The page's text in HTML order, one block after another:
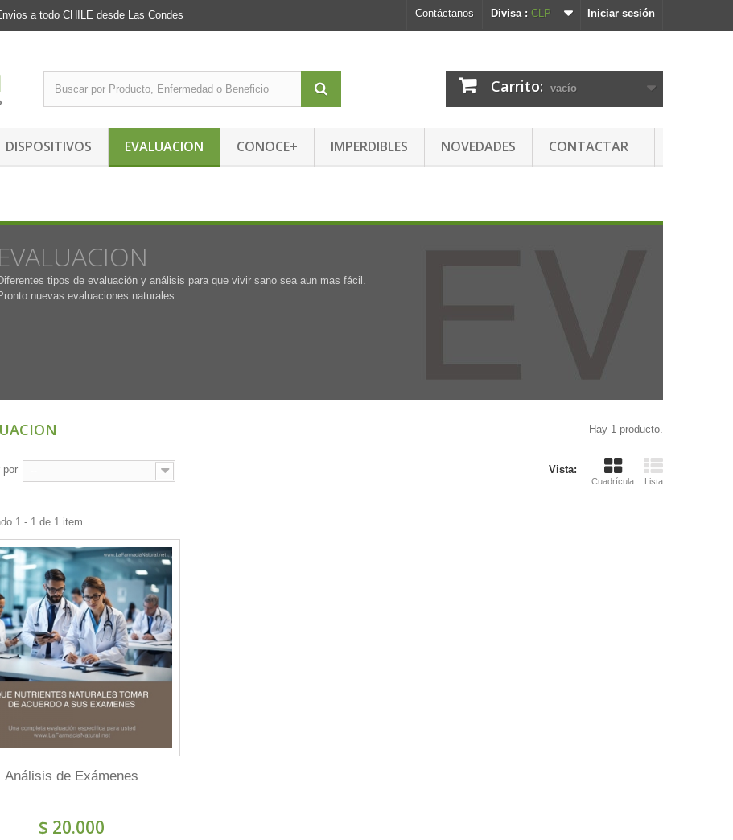
Iniciar sesión
Divisa : CLP
Contáctanos
a todo CHILE desde Las Condes
Carrito: vacío
DISPOSITIVOS EVALUACION CONOCE+ IMPERDIBLES NOVEDADES CONTACTAR
EVALUACION
tipos de evaluación y análisis para que vivir sano sea aun mas fácil.
nuevas evaluaciones naturales...
Hay 1 producto.
Vista:
Cuadrícula Lista
por --
1 - 1 de 1 item
Análisis de Exámenes
$ 20.000